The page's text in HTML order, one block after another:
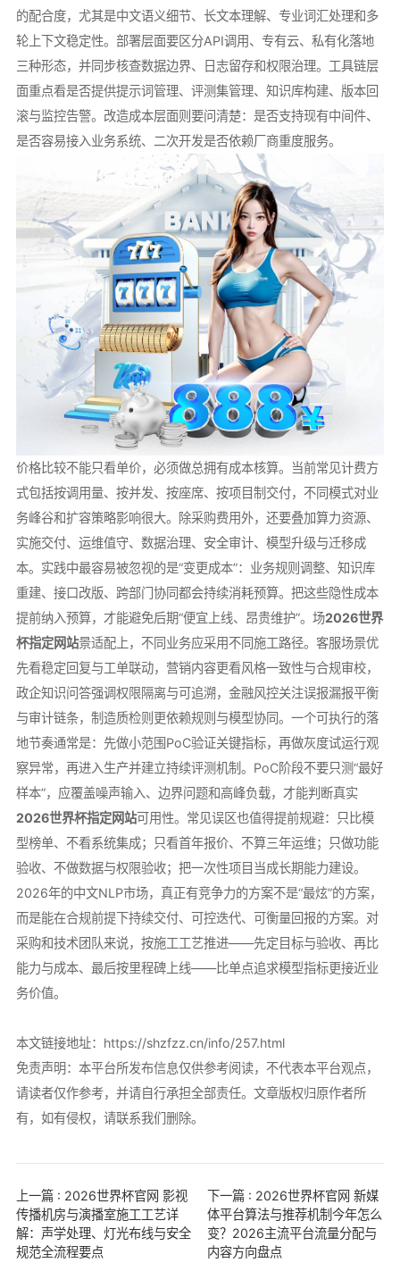
的配合度，尤其是中文语义细节、长文本理解、专业词汇处理和多
轮上下文稳定性。部署层面要区分API调用、专有云、私有化落地
三种形态，并同步核查数据边界、日志留存和权限治理。工具链层
面重点看是否提供提示词管理、评测集管理、知识库构建、版本回
滚与监控告警。改造成本层面则要问清楚：是否支持现有中间件、
是否容易接入业务系统、二次开发是否依赖厂商重度服务。
价格比较不能只看单价，必须做总拥有成本核算。当前常见计费方
式包括按调用量、按并发、按座席、按项目制交付，不同模式对业
务峰谷和扩容策略影响很大。除采购费用外，还要叠加算力资源、
实施交付、运维值守、数据治理、安全审计、模型升级与迁移成
本。实践中最容易被忽视的是“变更成本”：业务规则调整、知识库
重建、接口改版、跨部门协同都会持续消耗预算。把这些隐性成本
提前纳入预算，才能避免后期“便宜上线、昂贵维护”。场2026世界
杯指定网站景适配上，不同业务应采用不同施工路径。客服场景优
先看稳定回复与工单联动，营销内容更看风格一致性与合规审校，
政企知识问答强调权限隔离与可追溯，金融风控关注误报漏报平衡
与审计链条，制造质检则更依赖规则与模型协同。一个可执行的落
地节奏通常是：先做小范围PoC验证关键指标，再做灰度试运行观
察异常，再进入生产并建立持续评测机制。PoC阶段不要只测“最好
样本”，应覆盖噪声输入、边界问题和高峰负载，才能判断真实
2026世界杯指定网站可用性。常见误区也值得提前规避：只比模
型榜单、不看系统集成；只看首年报价、不算三年运维；只做功能
验收、不做数据与权限验收；把一次性项目当成长期能力建设。
2026年的中文NLP市场，真正有竞争力的方案不是“最炫”的方案，
而是能在合规前提下持续交付、可控迭代、可衡量回报的方案。对
采购和技术团队来说，按施工工艺推进——先定目标与验收、再比
能力与成本、最后按里程碑上线——比单点追求模型指标更接近业
务价值。
本文链接地址： https://shzfzz.cn/info/257.html
免责声明：本平台所发布信息仅供参考阅读，不代表本平台观点，
请读者仅作参考，并请自行承担全部责任。文章版权归原作者所
有，如有侵权，请联系我们删除。
上一篇 : 2026世界杯官网 影视
传播机房与演播室施工工艺详
解：声学处理、灯光布线与安全
规范全流程要点
下一篇 : 2026世界杯官网 新媒
体平台算法与推荐机制今年怎么
变？2026主流平台流量分配与
内容方向盘点